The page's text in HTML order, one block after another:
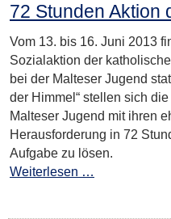
72 Stunden Aktion
Vom 13. bis 16. Juni 2013
Sozialaktion der
bei der Malteser Jugend
der Himmel“ stellen sich
Malteser Jugend mit ihren
Herausforderung in 72
Aufgabe zu lösen.
Weiterlesen …